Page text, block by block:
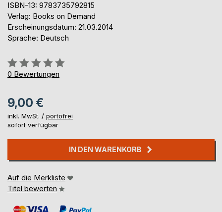
ISBN-13: 9783735792815
Verlag: Books on Demand
Erscheinungsdatum: 21.03.2014
Sprache: Deutsch
Bewertung::
0%
0 Bewertungen
9,00 €
inkl. MwSt. / portofrei
sofort verfügbar
IN DEN WARENKORB
Auf die Merkliste
Titel bewerten